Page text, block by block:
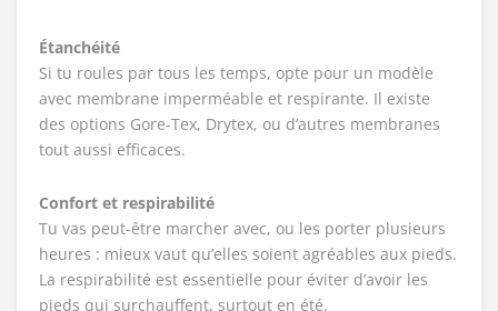
Étanchéité
Si tu roules par tous les temps, opte pour un modèle
avec membrane imperméable et respirante. Il existe
des options Gore-Tex, Drytex, ou d’autres membranes
tout aussi efficaces.
Confort et respirabilité
Tu vas peut-être marcher avec, ou les porter plusieurs
heures : mieux vaut qu’elles soient agréables aux pieds.
La respirabilité est essentielle pour éviter d’avoir les
pieds qui surchauffent, surtout en été.